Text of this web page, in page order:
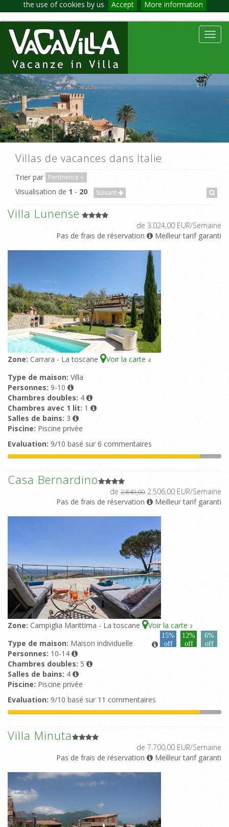
the use of cookies by us Accept More information
Villas de vacances dans Italie
Trier par Pertinence
Visualisation de 1 - 20 Suivant
Villa Lunense
de 3.024,00 EUR/Semaine
Pas de frais de réservation
Meilleur tarif garanti
Zone: Carrara - La toscane Voir la carte 4
Type de maison: Villa
Personnes: 9-10
Chambres doubles: 4
Chambres avec 1 lit: 1
Salles de bains: 3
Piscine: Piscine privée
Evaluation: 9/10 basé sur 6 commentaires
Casa Bernardino
de 2.849,00 2.506,00 EUR/Semaine
Pas de frais de réservation
Meilleur tarif garanti
Zone: Campiglia Marittima - La toscane Voir la carte 3
15%
off
12%
off
6%
off
Type de maison: Maison individuelle
Personnes: 10-14
Chambres doubles: 5
Salles de bains: 4
Piscine: Piscine privée
Evaluation: 9/10 basé sur 11 commentaires
Villa Minuta
de 7.700,00 EUR/Semaine
Pas de frais de réservation
Meilleur tarif garanti